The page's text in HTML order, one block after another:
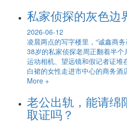
私家侦探的灰色边
2026-06-12
凌晨两点的写字楼里，“诚鑫商
38岁的私家侦探老周正翻着半
运动相机、望远镜和假记者证堆
白裙的女性走进市中心的商务酒
More +
老公出轨，能请绵
取证吗？